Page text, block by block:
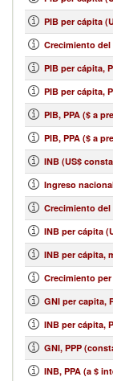
PIB per cápita
Crecimiento del
PIB per cápita,
PIB per cápita,
PIB, PPA ($ a
PIB, PPA ($ a
INB (US$
Ingreso
Crecimiento del
INB per cápita
INB per cápita,
Crecimiento
GNI per capita,
INB per cápita,
GNI, PPP
INB, PPA (a $